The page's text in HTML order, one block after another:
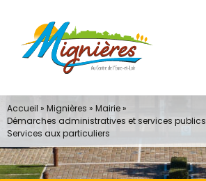
contenu
Accueil » Mignières » Mairie»
Démarches administratives et services publics
Services aux particuliers